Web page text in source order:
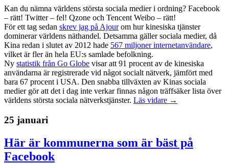
Kan du nämna världens största sociala medier i ordning? Facebook
– rätt! Twitter – fel! Qzone och Tencent Weibo – rätt!
För ett tag sedan skrev jag på Ajourom hur kinesiska tjänster
dominerar världens näthandel. Detsamma gäller sociala medier, då
Kina redan i slutet av 2012 hade 567 miljoner internetanvändare,
vilket är fler än hela EU:s samlade befolkning.
Ny statistik från Go Globe visar att 91 procent av de kinesiska
användarna är registrerade vid något socialt nätverk, jämfört med
bara 67 procent i USA. Den snabba tillväxten av Kinas sociala
medier gör att det i dag inte verkar finnas någon träffsäker lista över
världens största sociala nätverkstjänster. Läs vidare →
25 januari
Här är kommunerna som är bäst på
Facebook